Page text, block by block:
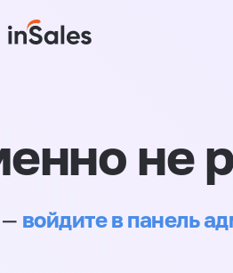
не
— войдите в панель